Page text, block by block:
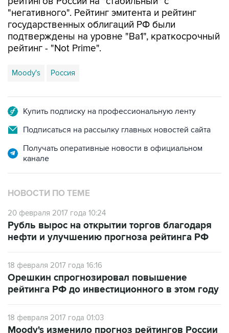
государственных облигаций РФ были
подтверждены на уровне "Ba1", краткосрочный
рейтинг - "Not Prime".
Moody's Россия
Подписаться на рассылку главных новостей сайта
Получать оперативные новости в официальном
НОВОСТИ ПО ТЕМЕ
20 февраля 2017 года 10:24
нефти и улучшению прогноза рейтинга РФ
18 февраля 2017 года 16:16
рейтинга РФ до инвестиционного в этом году
18 февраля 2017 года 01:03